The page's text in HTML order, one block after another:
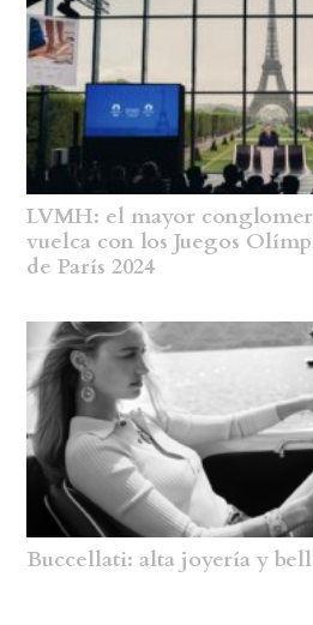
LVMH: el mayor
vuelca con los Juegos
de París 2024
Buccellati: alta joyería y